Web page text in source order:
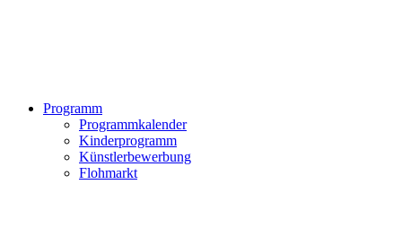
Programm
Programmkalender
Kinderprogramm
Künstlerbewerbung
Flohmarkt